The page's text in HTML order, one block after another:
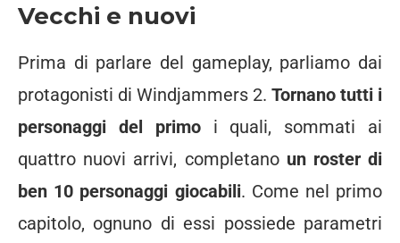
Vecchi e nuovi
Prima di parlare del gameplay, parliamo dai
protagonisti di Windjammers 2. Tornano tutti i
personaggi del primoi quali, sommati ai
quattro nuovi arrivi, completano un roster di
ben 10 personaggi giocabili. Come nel primo
capitolo, ognuno di essi possiede parametri